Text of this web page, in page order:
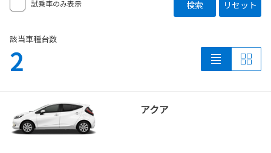
試乗車のみ表示 検索 リセット
該当車種台数
2
アクア